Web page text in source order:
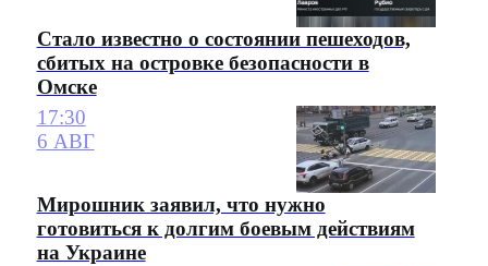
Стало известно о состоянии пешеходов,
сбитых на островке безопасности в
Омске
17:30
6 АВГ
Мирошник заявил, что нужно
готовиться к долгим боевым действиям
на Украине